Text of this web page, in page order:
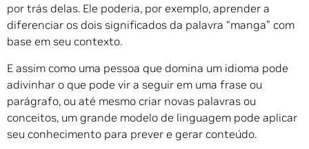
por trás delas. Ele poderia, por exemplo, aprender a
diferenciar os dois significados da palavra “manga” com
base em seu contexto.
E assim como uma pessoa que domina um idioma pode
adivinhar o que pode vir a seguir em uma frase ou
parágrafo, ou até mesmo criar novas palavras ou
conceitos, um grande modelo de linguagem pode aplicar
seu conhecimento para prever e gerar conteúdo.